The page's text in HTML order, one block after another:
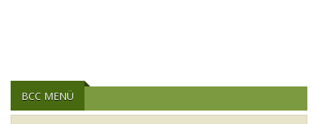
BCC MENÜ